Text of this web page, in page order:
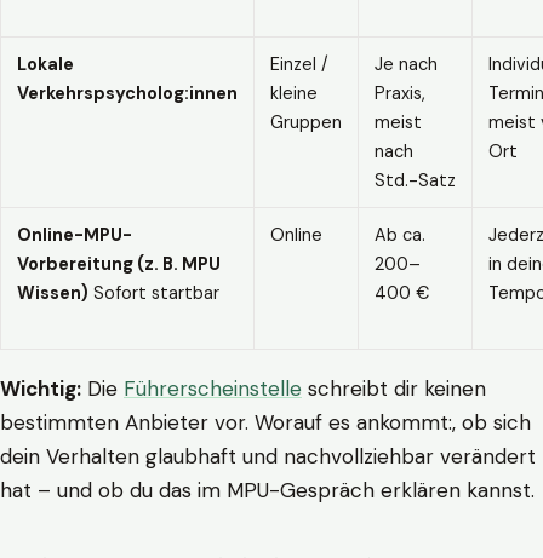
Lokale
Verkehrspsycholog:innen
Einzel /
kleine
Gruppen
Je nach
Praxis,
meist
nach
Std.-Satz
meist
Ort
Online-MPU-
Vorbereitung (z. B. MPU
Wissen) Sofort startbar
Online
Ab ca.
200–
400 €
in
Wichtig: Die Führerscheinstelle schreibt dir keinen
bestimmten Anbieter vor. Worauf es ankommt:, ob sich
dein Verhalten glaubhaft und nachvollziehbar verändert
hat – und ob du das im MPU-Gespräch erklären kannst.